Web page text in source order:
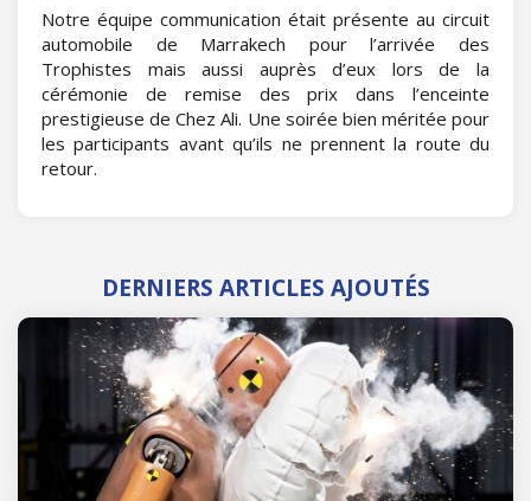
Notre équipe communication était présente au circuit
automobile de Marrakech pour l’arrivée des
Trophistes mais aussi auprès d’eux lors de la
cérémonie de remise des prix dans l’enceinte
prestigieuse de Chez Ali. Une soirée bien méritée pour
les participants avant qu’ils ne prennent la route du
retour.
DERNIERS ARTICLES AJOUTÉS